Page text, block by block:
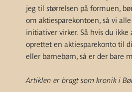
jeg til størrelsen på formuen,
om aktiesparekontoen, så vi alle
initiativer virker. Så hvis du ikke
oprettet en aktiesparekonto til
eller børnebørn, så er der bare
Artiklen er bragt som kronik i